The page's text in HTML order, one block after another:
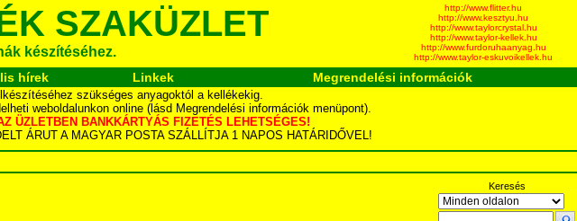
SZAKÜZLET
készítéséhez.
http://www.flitter.hu
http://www.kesztyu.hu
http://www.taylorcrystal.hu
http://www.taylor-kellek.hu
http://www.furdoruhaanyag.hu
http://www.taylor-eskuvoikellek.hu
hírek Linkek Megrendelési információk
szükséges anyagoktól a kellékekig.
weboldalunkon online (lásd Megrendelési információk menüpont).
ÜZLETBEN BANKKÁRTYÁS FIZETÉS LEHETSÉGES!
ÁRUT A MAGYAR POSTA SZÁLLÍTJA 1 NAPOS HATÁRIDŐVEL!
Keresés